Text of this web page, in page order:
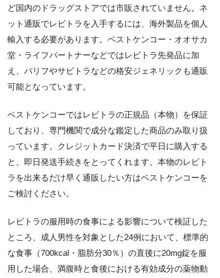
ど国内のドラッグストアでは市販されていません。ネ
ット通販でレビトラを入手するには、海外製品を個人
輸入する必要があります。ベストケンコー・オオサカ
堂・ライフパートナーなどではレビトラ先発品に加
え、バリフやサビトラなどの格安ジェネリックも通販
可能となっています。
ベストケンコーではレビトラの正規品（本物）を保証
しており、専門機関で成分な鑑定した商品のみ取り扱
っています。クレジットカード決済で平日に購入する
と、即日発送手続きをとってくれます。本物のレビト
ラを出来るだけ早く通販したい方はベストケンコーを
ご検討ください。
レビトラの服用時の食事による影響について検証した
ところ、成人男性を対象とした24例において、標準的
な食事（700kcal・脂肪分30％）の直後に20mg錠を服
用した場合、満腹時と食後における有効成分の薬物動